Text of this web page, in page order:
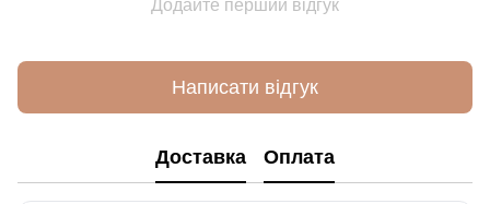
Додайте перший відгук
Написати відгук
Доставка Оплата